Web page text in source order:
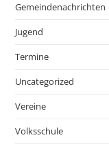
Gemeindenachrichten
Jugend
Termine
Uncategorized
Vereine
Volksschule